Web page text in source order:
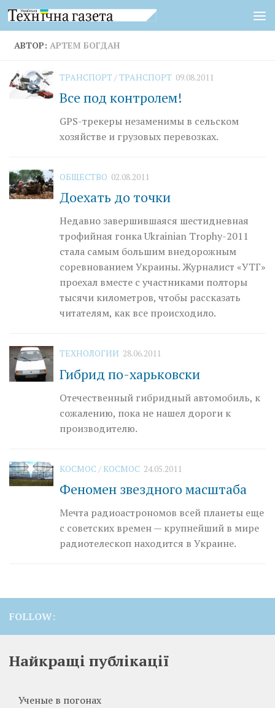
Перейти к содержимому
АВТОР: АРТЕМ БОГДАН
ТРАНСПОРТ /ТРАНСПОРТ 09.08.2011
Все под контролем!
GPS-трекеры незаменимы в сельском
хозяйстве и грузовых перевозках.
ОБЩЕСТВО 02.08.2011
Доехать до точки
Недавно завершившаяся шестидневная
трофийная гонка Ukrainian Troрhy-2011
стала самым большим внедорожным
соревнованием Украины. Журналист «УТГ»
проехал вместе с участниками полторы
тысячи километров, чтобы рассказать
читателям, как все происходило.
ТЕХНОЛОГИИ 28.06.2011
Гибрид по-харьковски
Отечественный гибридный автомобиль, к
сожалению, пока не нашел дороги к
производителю.
КОСМОС / КОСМОС 24.05.2011
Феномен звездного масштаба
Мечта радиоастрономов всей планеты еще
с советских времен — крупнейший в мире
радиотелескоп находится в Украине.
FOLLOW:
Найкращі публікації
Ученые в погонах